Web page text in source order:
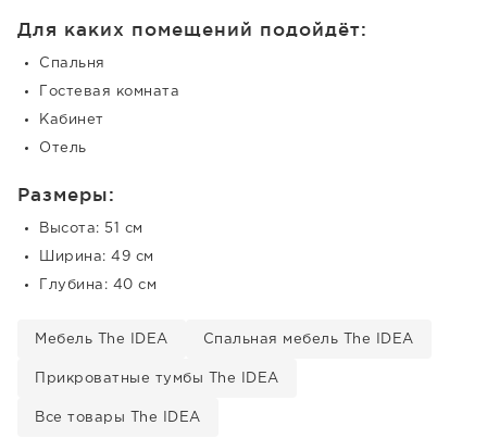
Для каких помещений подойдёт:
Спальня
Гостевая комната
Кабинет
Отель
Размеры:
Высота: 51 см
Ширина: 49 см
Глубина: 40 см
Мебель The IDEA Спальная мебель The IDEA
Прикроватные тумбы The IDEA
Все товары The IDEA